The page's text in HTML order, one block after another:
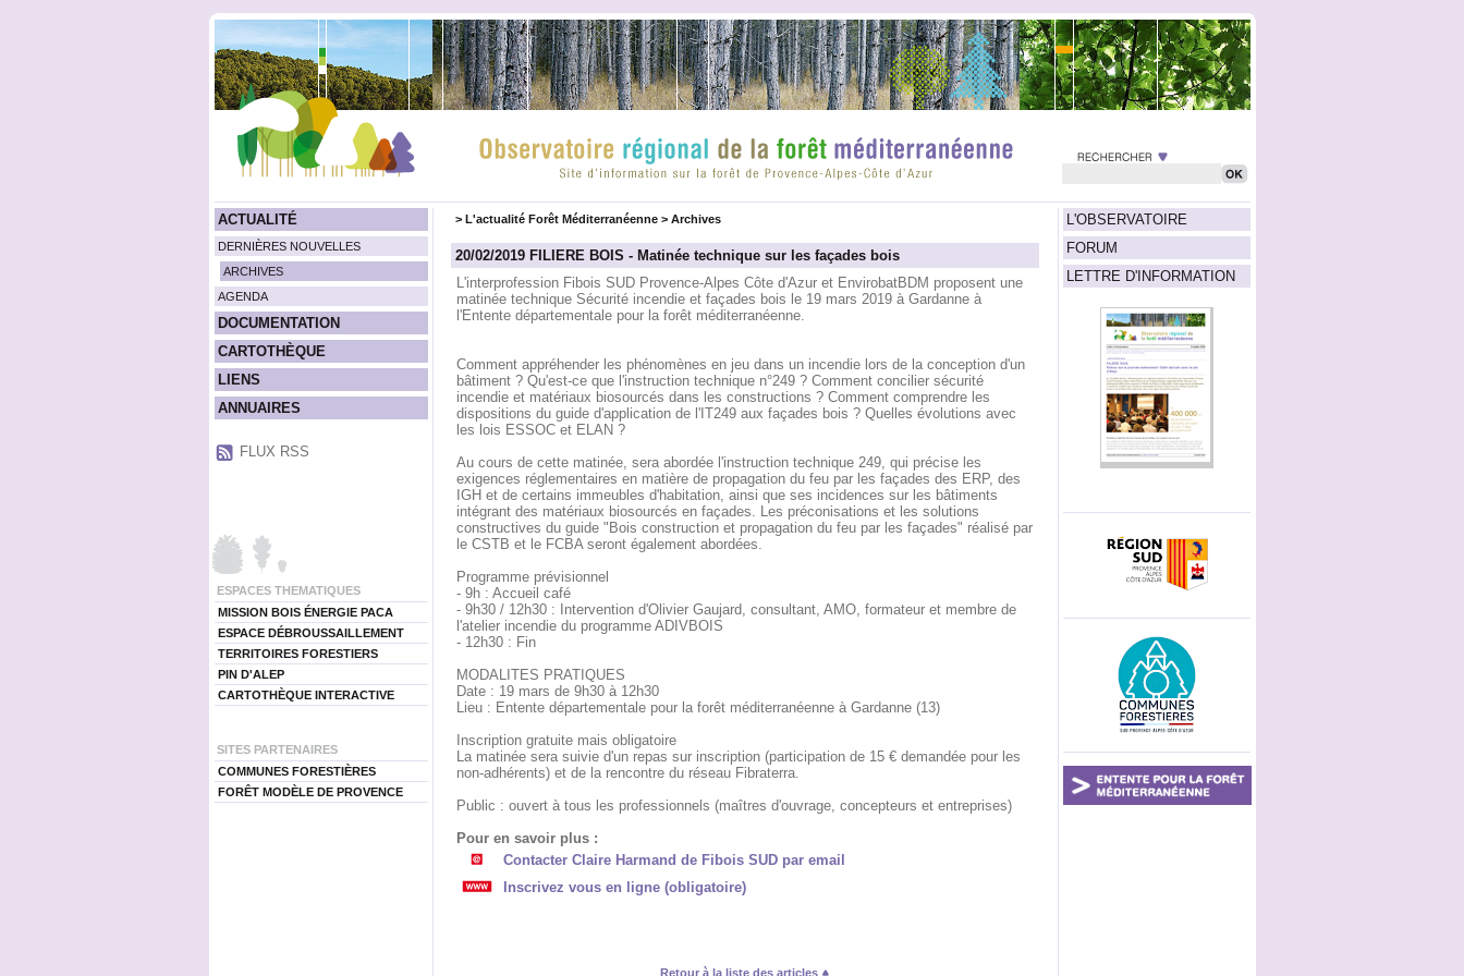
ACTUALITÉ
DERNIÈRES NOUVELLES
ARCHIVES
AGENDA
DOCUMENTATION
CARTOTHÈQUE
LIENS
ANNUAIRES
FLUX RSS
ESPACES THEMATIQUES
MISSION BOIS ÉNERGIE PACA
ESPACE DÉBROUSSAILLEMENT
TERRITOIRES FORESTIERS
PIN D'ALEP
CARTOTHÈQUE INTERACTIVE
SITES PARTENAIRES
COMMUNES FORESTIÈRES
FORÊT MODÈLE DE PROVENCE
L'OBSERVATOIRE
FORUM
LETTRE D'INFORMATION
> L'actualité Forêt Méditerranéenne> Archives
20/02/2019 FILIERE BOIS - Matinée technique sur les façades bois
L'interprofession Fibois SUD Provence-Alpes Côte d'Azur et EnvirobatBDM proposent une
matinée technique Sécurité incendie et façades bois le 19 mars 2019 à Gardanne à
l'Entente départementale pour la forêt méditerranéenne.
Comment appréhender les phénomènes en jeu dans un incendie lors de la conception d'un
bâtiment ? Qu'est-ce que l'instruction technique n°249 ? Comment concilier sécurité
incendie et matériaux biosourcés dans les constructions ? Comment comprendre les
dispositions du guide d'application de l'IT249 aux façades bois ? Quelles évolutions avec
les lois ESSOC et ELAN ?
Au cours de cette matinée, sera abordée l'instruction technique 249, qui précise les
exigences réglementaires en matière de propagation du feu par les façades des ERP, des
IGH et de certains immeubles d'habitation, ainsi que ses incidences sur les bâtiments
intégrant des matériaux biosourcés en façades. Les préconisations et les solutions
constructives du guide "Bois construction et propagation du feu par les façades" réalisé par
le CSTB et le FCBA seront également abordées.
Programme prévisionnel
- 9h : Accueil café
- 9h30 / 12h30 : Intervention d'Olivier Gaujard, consultant, AMO, formateur et membre de
l'atelier incendie du programme ADIVBOIS
- 12h30 : Fin
MODALITES PRATIQUES
Date : 19 mars de 9h30 à 12h30
Lieu : Entente départementale pour la forêt méditerranéenne à Gardanne (13)
Inscription gratuite mais obligatoire
La matinée sera suivie d'un repas sur inscription (participation de 15 € demandée pour les
non-adhérents) et de la rencontre du réseau Fibraterra.
Public : ouvert à tous les professionnels (maîtres d'ouvrage, concepteurs et entreprises)
Pour en savoir plus :
Contacter Claire Harmand de Fibois SUD par email
Inscrivez vous en ligne (obligatoire)
Retour à la liste des articles